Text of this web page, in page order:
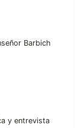
Barbich
y entrevista